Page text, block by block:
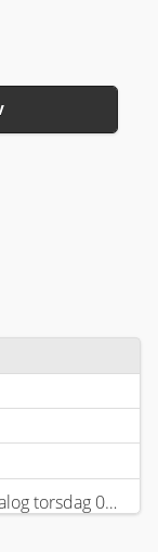
Dette produkt blev tilføjet til vores katalog torsdag 05 februar, 2026.